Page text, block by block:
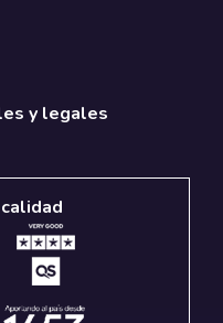
y legales